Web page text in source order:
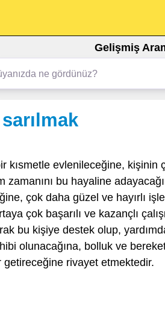
Gelişmiş
kısmetle evlenileceğine, kişinin
zamanını bu hayaline
çok daha güzel ve hayırlı
çok başarılı ve kazançlı
bu kişiye destek olup,
olunacağına, bolluk ve
getireceğine rivayet etmektedir.